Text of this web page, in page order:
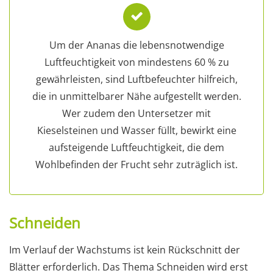
Um der Ananas die lebensnotwendige
Luftfeuchtigkeit von mindestens 60 % zu
gewährleisten, sind Luftbefeuchter hilfreich,
die in unmittelbarer Nähe aufgestellt werden.
Wer zudem den Untersetzer mit
Kieselsteinen und Wasser füllt, bewirkt eine
aufsteigende Luftfeuchtigkeit, die dem
Wohlbefinden der Frucht sehr zuträglich ist.
Schneiden
Im Verlauf der Wachstums ist kein Rückschnitt der
Blätter erforderlich. Das Thema Schneiden wird erst